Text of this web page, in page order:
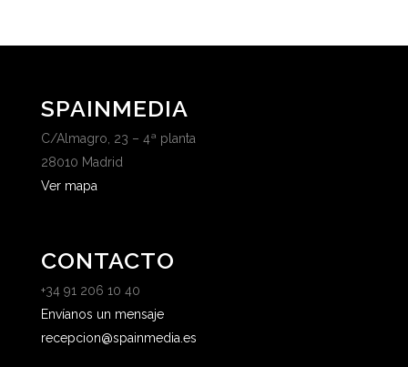
SPAINMEDIA
C/Almagro, 23 – 4ª planta
28010 Madrid
Ver mapa
CONTACTO
+34 91 206 10 40
Envíanos un mensaje
recepcion@spainmedia.es